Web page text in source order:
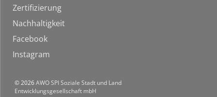
Zertifizierung
Nachhaltigkeit
Facebook
Instagram
© 2026AWO SPI Soziale Stadt und Land
Entwicklungsgesellschaft mbH